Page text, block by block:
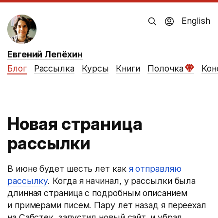
Евгений Лепёхин
Блог
Рассылка Курсы Книги Полочка
English
Новая страница
рассылки
В июне будет шесть лет как я отправляю
рассылку. Когда я начинал, у рассылки была
длинная страница с подробным описанием
и примерами писем. Пару лет назад я переехал